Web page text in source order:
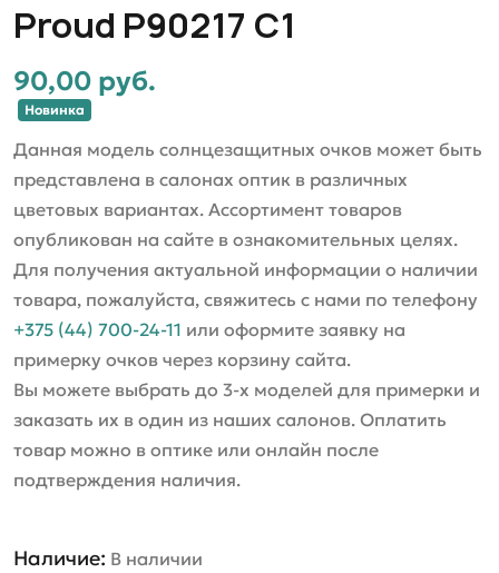
Proud P90217 C1
90,00 руб.
Новинка
Данная модель солнцезащитных очков может быть
представлена в салонах оптик в различных
цветовых вариантах. Ассортимент товаров
опубликован на сайте в ознакомительных целях.
Для получения актуальной информации о наличии
товара, пожалуйста, свяжитесь с нами по телефону
+375 (44) 700-24-11 или оформите заявку на
примерку очков через корзину сайта.
Вы можете выбрать до 3-х моделей для примерки и
заказать их в один из наших салонов. Оплатить
товар можно в оптике или онлайн после
подтверждения наличия.
Наличие: В наличии